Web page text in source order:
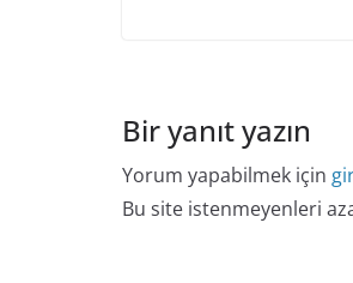
Bir yanıt yazın
Yorum yapabilmek için
Bu site istenmeyenleri